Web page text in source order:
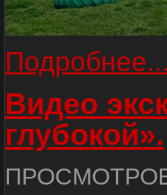
Подробнее...
Видео
глубокой».